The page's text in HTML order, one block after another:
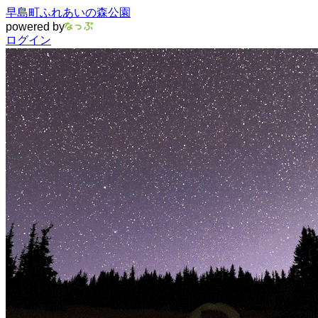
早島町ふれあいの森公園
powered by
ログイン